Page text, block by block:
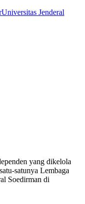
Universitas Jenderal
yang dikelola
satunya Lembaga
Soedirman di